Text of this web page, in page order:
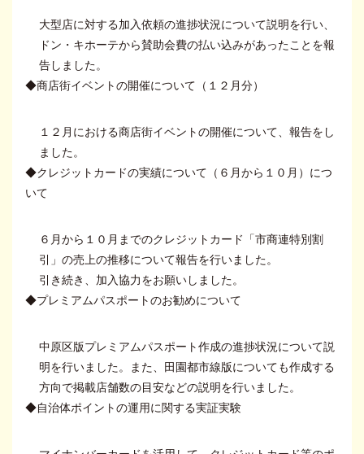
大型店に対する加入依頼の進捗状況について説明を行い、
ドン・キホーテから賛助会費の払い込みがあったことを報
告しました。
◆商店街イベントの開催について（１２月分）
１２月における商店街イベントの開催について、報告をし
ました。
◆クレジットカードの実績について（６月から１０月）につ
いて
６月から１０月までのクレジットカード「市商連特別割
引」の売上の推移について報告を行いました。
引き続き、加入協力をお願いしました。
◆プレミアムパスポートのお勧めについて
中原区版プレミアムパスポート作成の進捗状況について説
明を行いました。また、田園都市線版についても作成する
方向で掲載店舗数の目安などの説明を行いました。
◆自治体ポイントの運用に関する実証実験